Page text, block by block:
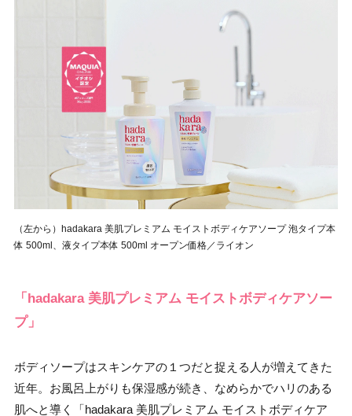
（左から）hadakara 美肌プレミアム モイストボディケアソープ 泡タイプ本
体 500ml、液タイプ本体 500ml オープン価格／ライオン
「hadakara 美肌プレミアム モイストボディケアソー
プ」
ボディソープはスキンケアの１つだと捉える人が増えてきた
近年。お風呂上がりも保湿感が続き、なめらかでハリのある
肌へと導く「hadakara 美肌プレミアム モイストボディケア